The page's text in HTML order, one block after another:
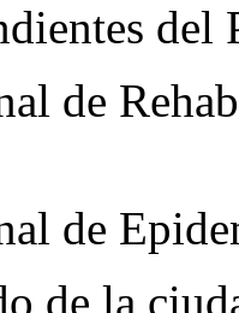
del
de
de
de la